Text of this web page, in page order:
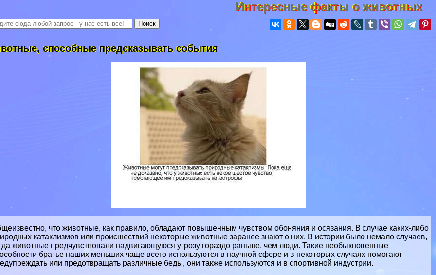
Интересные факты о животных
способные предсказывать события
что животные, как правило, обладают повышенным чувством обоняния и осязания. В случае каких-либо
катаклизмов или происшествий некоторые животные заранее знают о них. В истории было немало случаев,
животные предчувствовали надвигающуюся угрозу гораздо раньше, чем люди. Такие необыкновенные
братье наших меньших чаще всего используются в научной сфере и в некоторых случаях помогают
или предотвращать различные беды, они также используются и в спортивной индустрии.